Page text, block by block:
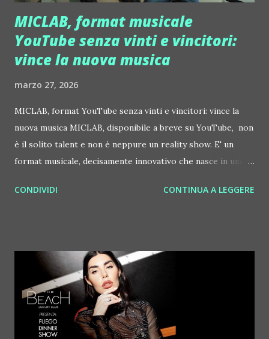
MICLAB, format musicale
YouTube senza vinti e vincitori:
vince la nuova musica
marzo 27, 2026
MICLAB, format YouTube senza vinti e vincitori: vince la
nuova musica MICLAB, disponibile a breve su YouTube, non
è il solito talent e non è neppure un reality show. E' un
format musicale, decisamente innovativo che nasce in una
da invidiare ad Hollywood dal punto di vista del paesaggio.
giovani creatori di MICLAB, provano a colmarla. In alcune
foto, giocano proprio con la scritta Hollywood e la
sostituiscono con quella della loro creatura, un format in
cui sono solo co-protagonisti, sia loro, sia i tanti artisti
coinvolti. Al centro di tutto c'è la musica e l'emozione che ti
CONDIVIDI CONTINUA A LEGGERE